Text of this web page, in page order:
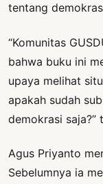
tentang
“Komunitas
bahwa buku ini
upaya melihat
apakah sudah
demokrasi saja?”
Agus Priyanto
Sebelumnya ia